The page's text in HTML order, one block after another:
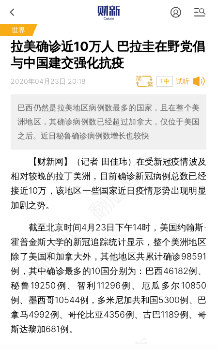
世界
拉美确诊近10万人 巴拉圭在野党倡
与中国建交强化抗疫
试听
2020年04月23日 20:18 T中
巴西仍然是拉美地区病例数最多的国家，且在整个美
洲地区，其确诊病例数已经超过加拿大，仅位于美国
之后。近日秘鲁确诊病例数增长也较快
【财新网】（记者 田佳玮） 在受新冠疫情波及
相对较晚的拉丁美洲，目前确诊新冠病例总数已经
接近10万，该地区一些国家近日疫情形势出现明显
加剧之势。
截至北京时间4月23日下午14时，美国约翰斯·
霍普金斯大学的新冠追踪统计显示，整个美洲地区
除了美国和加拿大外，其他地区共累计确诊98591
例，其中确诊最多的10国分别为：巴西46182例、
秘鲁19250例、智利11296例、厄瓜多尔10850
例、墨西哥10544例，多米尼加共和国5300例、巴
拿马4992例、哥伦比亚4356例、古巴1189例、哥
斯达黎加681例。